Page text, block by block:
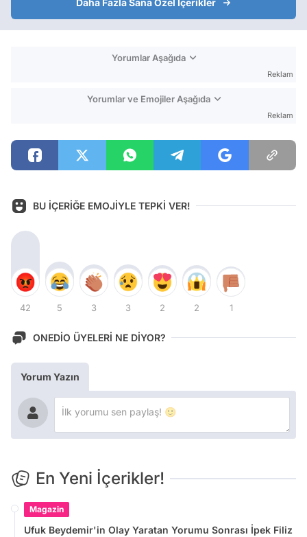
Yorumlar Aşağıda
Reklam
Yorumlar ve Emojiler Aşağıda
Reklam
BU İÇERİĞE EMOJİYLE TEPKİ VER!
42 5 3 3 2 2 1
ONEDİO ÜYELERİ NE DİYOR?
Yorum Yazın
En Yeni İçerikler!
Magazin
Ufuk Beydemir'in Olay Yaratan Yorumu Sonrası İpek Filiz